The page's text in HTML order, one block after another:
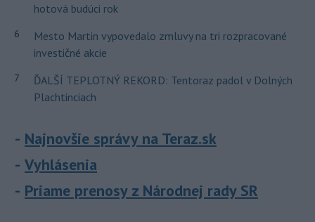
hotová budúci rok
6
Mesto Martin vypovedalo zmluvy na tri rozpracované
investičné akcie
7
ĎALŠÍ TEPLOTNÝ REKORD: Tentoraz padol v Dolných
Plachtinciach
Najnovšie správy na Teraz.sk
Vyhlásenia
Priame prenosy z Národnej rady SR